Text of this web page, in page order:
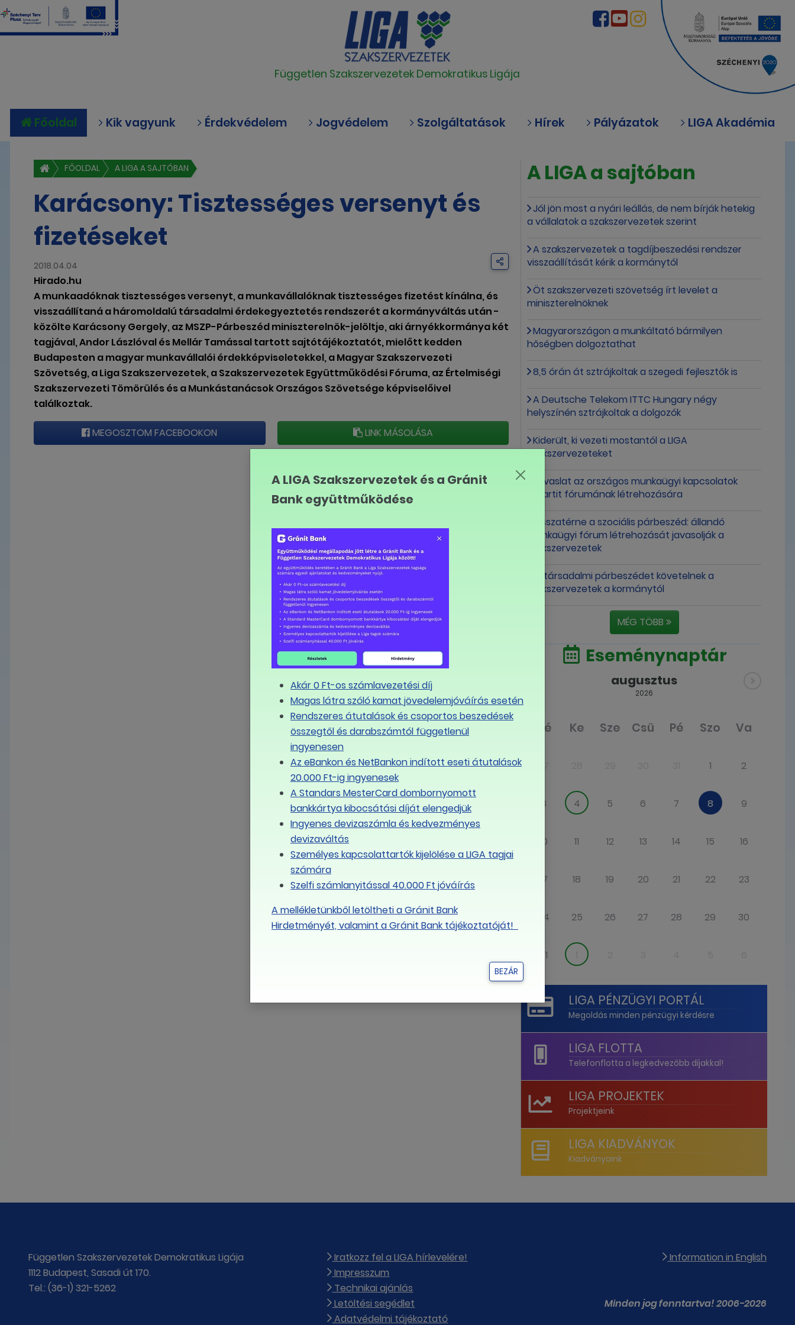
Független Szakszervezetek Demokratikus Ligája
Főoldal Kik vagyunk Érdekvédelem Jogvédelem Szolgáltatások Hírek Pályázatok LIGA Akadémia
FŐOLDAL A LIGA A SAJTÓBAN
Karácsony: Tisztességes versenyt és
fizetéseket
2018.04.04
Hirado.hu
A munkaadóknak tisztességes versenyt, a munkavállalóknak tisztességes fizetést kínálna, és
visszaállítaná a háromoldalú társadalmi érdekegyeztetés rendszerét a kormányváltás után -
közölte Karácsony Gergely, az MSZP-Párbeszéd miniszterelnök-jelöltje, aki árnyékkormánya két
tagjával, Andor Lászlóval és Mellár Tamással tartott sajtótájékoztatót, mielőtt kedden
Budapesten a magyar munkavállalói érdekképviseletekkel, a Magyar Szakszervezeti
Szövetség, a Liga Szakszervezetek, a Szakszervezetek Együttműködési Fóruma, az Értelmiségi
Szakszervezeti Tömörülés és a Munkástanácsok Országos Szövetsége képviselőivel
találkoztak.
MEGOSZTOM FACEBOOKON LINK MÁSOLÁSA
A LIGA a sajtóban
Jól jön most a nyári leállás, de nem bírják hetekig
a vállalatok a szakszervezetek szerint
A szakszervezetek a tagdíjbeszedési rendszer
visszaállítását kérik a kormánytól
Öt szakszervezeti szövetség írt levelet a
miniszterelnöknek
Magyarországon a munkáltató bármilyen
hőségben dolgoztathat
8,5 órán át sztrájkoltak a szegedi fejlesztők is
A Deutsche Telekom ITTC Hungary négy
helyszínén sztrájkoltak a dolgozók
Kiderült, ki vezeti mostantól a LIGA
Szakszervezeteket
Javaslat az országos munkaügyi kapcsolatok
tripartit fórumának létrehozására
Visszatérne a szociális párbeszéd: állandó
munkaügyi fórum létrehozását javasolják a
szakszervezetek
Új társadalmi párbeszédet követelnek a
szakszervezetek a kormánytól
MÉG TÖBB
Eseménynaptár
augusztus
2026
Hé Ke Sze Csü Pé Szo Va
1 2
3 4 5 6 7 8 9
10 11 12 13 14 15 16
17 18 19 20 21 22 23
24 25 26 27 28 29 30
31
LIGA PÉNZÜGYI PORTÁL
Megoldás minden pénzügyi kérdésre
LIGA FLOTTA
Telefonflotta a legkedvezőbb díjakkal!
LIGA PROJEKTEK
Projektjeink
LIGA KIADVÁNYOK
Kiadványaink
A LIGA Szakszervezetek és a Gránit
Bank együttműködése
Akár 0 Ft-os számlavezetési díj
Magas látra szóló kamat jövedelemjóváírás esetén
Rendszeres átutalások és csoportos beszedések
összegtől és darabszámtól függetlenül
ingyenesen
Az eBankon és NetBankon indított eseti átutalások
20.000 Ft-ig ingyenesek
A Standars MesterCard dombornyomott
bankkártya kibocsátási díját elengedjük
Ingyenes devizaszámla és kedvezményes
devizaváltás
Személyes kapcsolattartók kijelölése a LIGA tagjai
számára
Szelfi számlanyitással 40.000 Ft jóváírás
A mellékletünkből letöltheti a Gránit Bank
Hirdetményét, valamint a Gránit Bank tájékoztatóját!
BEZÁR
Független Szakszervezetek Demokratikus Ligája
1112 Budapest, Sasadi út 170.
Tel.: (36-1) 321-5262
Iratkozz fel a LIGA hírlevelére!
Impresszum
Technikai ajánlás
Letöltési segédlet
Adatvédelmi tájékoztató
Information in English
Minden jog fenntartva! 2006-2026